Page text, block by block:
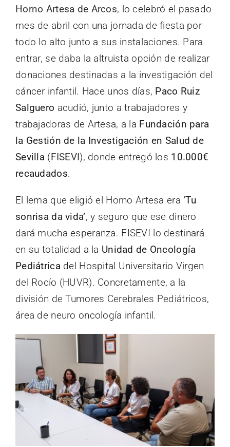
Horno Artesa de Arcos, lo celebró el pasado
mes de abril con una jornada de fiesta por
todo lo alto junto a sus instalaciones. Para
entrar, se daba la altruista opción de realizar
donaciones destinadas a la investigación del
cáncer infantil. Hace unos días, Paco Ruiz
Salguero acudió, junto a trabajadores y
trabajadoras de Artesa, a la Fundación para
la Gestión de la Investigación en Salud de
Sevilla (FISEVI), donde entregó los 10.000€
recaudados.
El lema que eligió el Horno Artesa era ‘Tu
sonrisa da vida’, y seguro que ese dinero
dará mucha esperanza. FISEVI lo destinará
en su totalidad a la Unidad de Oncología
Pediátricadel Hospital Universitario Virgen
del Rocío (HUVR). Concretamente, a la
división de Tumores Cerebrales Pediátricos,
área de neuro oncología infantil.